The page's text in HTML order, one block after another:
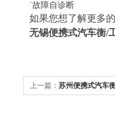
˙故障自诊断
如果您想了解更多的
无锡便携式汽车衡/
上一篇： 苏州便携式汽车